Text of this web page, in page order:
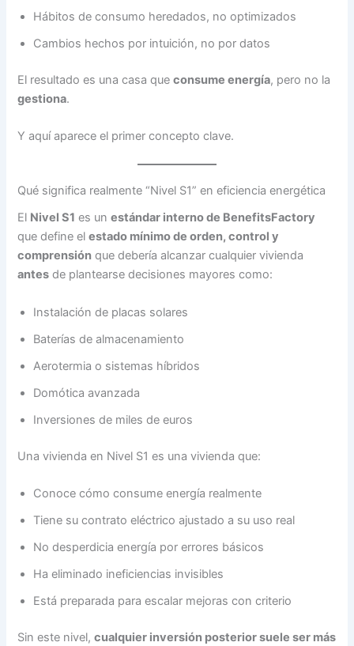
Hábitos de consumo heredados, no optimizados
Cambios hechos por intuición, no por datos
El resultado es una casa queconsume energía, pero no la
gestiona.
Y aquí aparece el primer concepto clave.
Qué significa realmente “Nivel S1” en eficiencia energética
El Nivel S1 es unestándar interno de BenefitsFactory
que define elestado mínimo de orden, control y
comprensión que debería alcanzar cualquier vivienda
antes de plantearse decisiones mayores como:
Instalación de placas solares
Baterías de almacenamiento
Aerotermia o sistemas híbridos
Domótica avanzada
Inversiones de miles de euros
Una vivienda en Nivel S1 es una vivienda que:
Conoce cómo consume energía realmente
Tiene su contrato eléctrico ajustado a su uso real
No desperdicia energía por errores básicos
Ha eliminado ineficiencias invisibles
Está preparada para escalar mejoras con criterio
Sin este nivel,cualquier inversión posterior suele ser más